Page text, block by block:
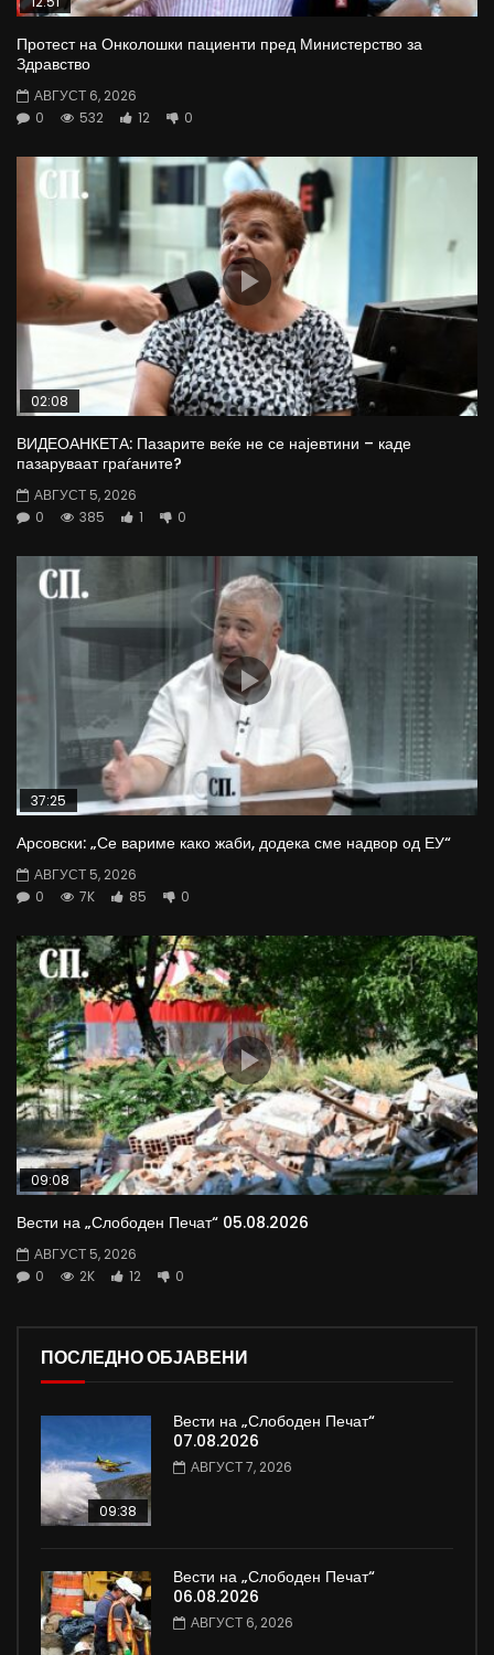
Протест на Онколошки пациенти пред Министерство за
Здравство
АВГУСТ 6, 2026
0
532 12 0
02:08
ВИДЕОАНКЕТА: Пазарите веќе не се најевтини – каде
пазаруваат граѓаните?
АВГУСТ 5, 2026
0
385 1 0
37:25
Арсовски: „Се вариме како жаби, додека сме надвор од ЕУ“
АВГУСТ 5, 2026
0
7K 85 0
09:08
Вести на „Слободен Печат“ 05.08.2026
АВГУСТ 5, 2026
0
2K 12 0
ПОСЛЕДНО ОБЈАВЕНИ
09:38
Вести на „Слободен Печат“
07.08.2026
АВГУСТ 7, 2026
Вести на „Слободен Печат“
06.08.2026
АВГУСТ 6, 2026